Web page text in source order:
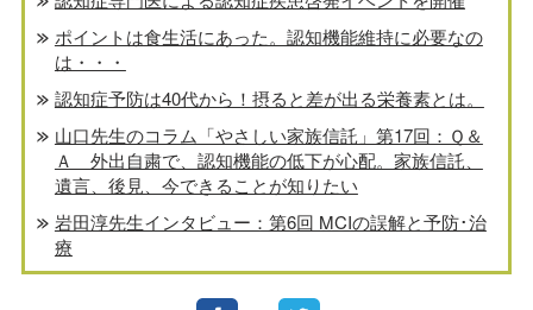
ポイントは食生活にあった。認知機能維持に必要なの
は・・・
認知症予防は40代から！摂ると差が出る栄養素とは。
山口先生のコラム「やさしい家族信託」第17回：Ｑ＆
Ａ 外出自粛で、認知機能の低下が心配。家族信託、
遺言、後見、今できることが知りたい
岩田淳先生インタビュー：第6回 MCIの誤解と予防･治
療